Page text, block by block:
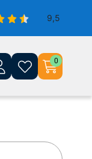
0